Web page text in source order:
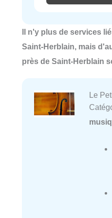
Il n'y plus de services
Saint-Herblain, mais
près de Saint-Herblain
Le